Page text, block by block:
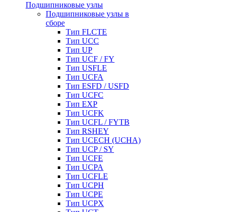
Подшипниковые узлы
Подшипниковые узлы в
сборе
Тип FLCTE
Тип UCC
Тип UP
Тип UCF / FY
Тип USFLE
Тип UCFA
Тип ESFD / USFD
Тип UCFC
Тип EXP
Тип UCFK
Тип UCFL / FYTB
Тип RSHEY
Тип UCECH (UCHA)
Тип UCP / SY
Тип UCFE
Тип UCPA
Тип UCFLE
Тип UCPH
Тип UCPE
Тип UCPX